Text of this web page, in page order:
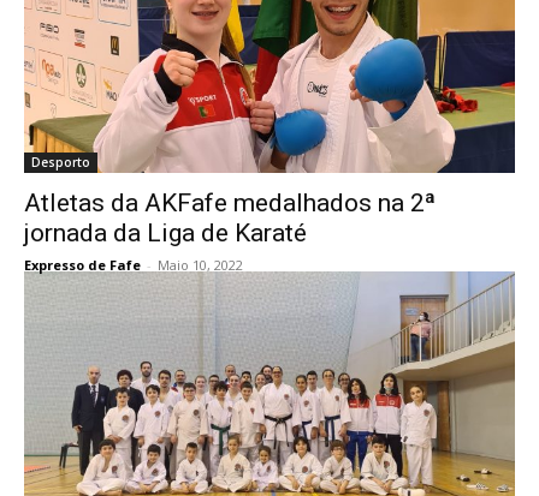
Desporto
Atletas da AKFafe medalhados na 2ª
jornada da Liga de Karaté
Expresso de Fafe - Maio 10, 2022